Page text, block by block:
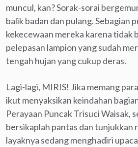
muncul, kan? Sorak-sorai
balik badan dan pulang. Sebagian
kekecewaan mereka karena tidak
pelepasan lampion yang sudah
tengah hujan yang cukup deras.
Lagi-lagi, MIRIS! Jika memang
ikut menyaksikan keindahan
Perayaan Puncak Trisuci Waisak,
bersikaplah pantas dan tunjukkan
layaknya sedang menghadiri